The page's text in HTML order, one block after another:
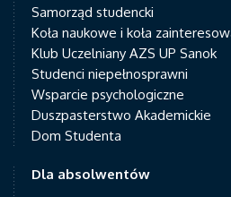
Samorząd studencki
Koła naukowe i koła
Klub Uczelniany AZS UP Sanok
Studenci niepełnosprawni
Wsparcie psychologiczne
Duszpasterstwo Akademickie
Dom Studenta
Dla absolwentów